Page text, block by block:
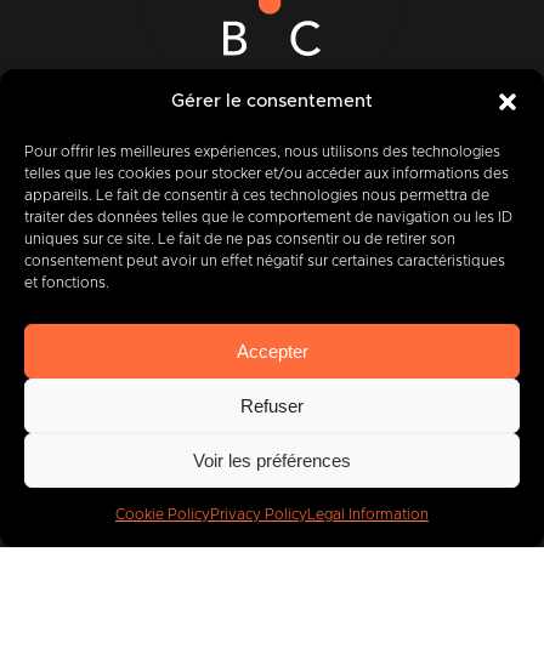
Gérer le consentement
Pour offrir les meilleures expériences, nous utilisons des technologies
telles que les cookies pour stocker et/ou accéder aux informations des
appareils. Le fait de consentir à ces technologies nous permettra de
traiter des données telles que le comportement de navigation ou les ID
uniques sur ce site. Le fait de ne pas consentir ou de retirer son
consentement peut avoir un effet négatif sur certaines caractéristiques
et fonctions.
Accepter
Refuser
Voir les préférences
Cookie PolicyPrivacy Policy Legal Information
+32 (0) 65 39 95 70
info@imbc.be
Today, partner
to
400companies.